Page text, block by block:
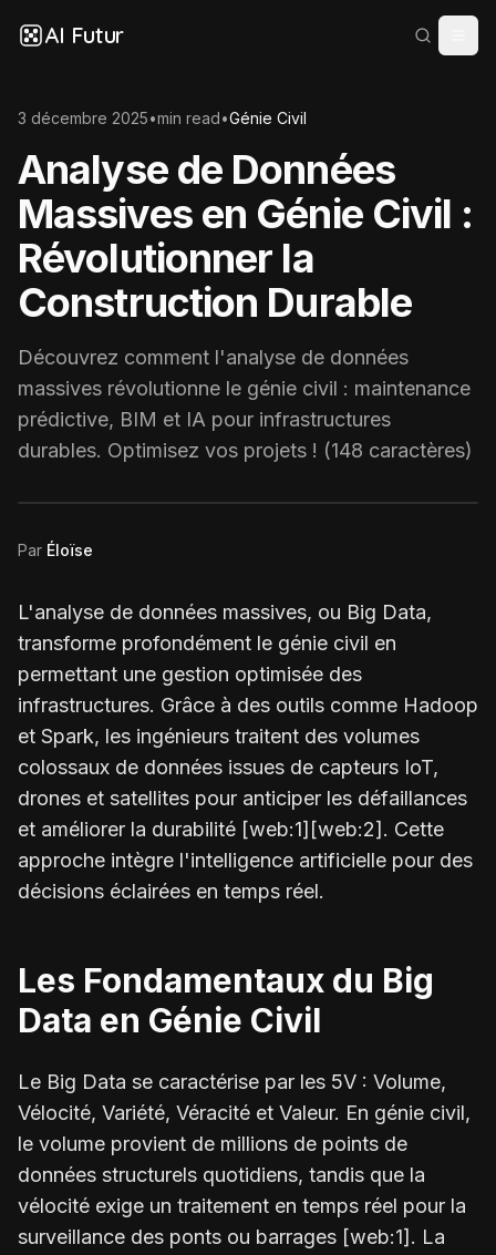
AI Futur
3 décembre 2025•min read•Génie Civil
Analyse de Données
Massives en Génie Civil :
Révolutionner la
Construction Durable
Découvrez comment l'analyse de données
massives révolutionne le génie civil : maintenance
prédictive, BIM et IA pour infrastructures
durables. Optimisez vos projets ! (148 caractères)
Par Éloïse
L'analyse de données massives, ou Big Data,
transforme profondément le génie civil en
permettant une gestion optimisée des
infrastructures. Grâce à des outils comme Hadoop
et Spark, les ingénieurs traitent des volumes
colossaux de données issues de capteurs IoT,
drones et satellites pour anticiper les défaillances
et améliorer la durabilité [web:1][web:2]. Cette
approche intègre l'intelligence artificielle pour des
décisions éclairées en temps réel.
Les Fondamentaux du Big
Data en Génie Civil
Le Big Data se caractérise par les 5V : Volume,
Vélocité, Variété, Véracité et Valeur. En génie civil,
le volume provient de millions de points de
données structurels quotidiens, tandis que la
vélocité exige un traitement en temps réel pour la
surveillance des ponts ou barrages [web:1]. La